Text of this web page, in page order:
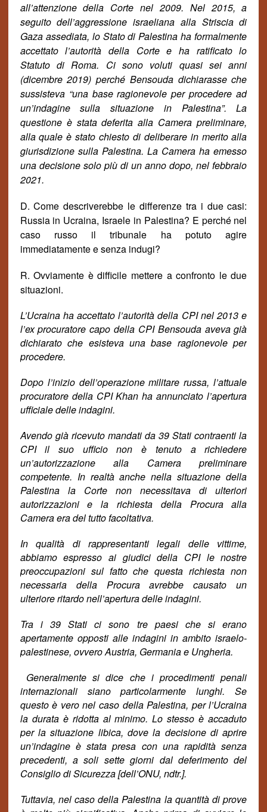
all’attenzione della Corte nel 2009. Nel 2015, a
seguito dell’aggressione israeliana alla Striscia di
Gaza assediata, lo Stato di Palestina ha formalmente
accettato l’autorità della Corte e ha ratificato lo
Statuto di Roma. Ci sono voluti quasi sei anni
(dicembre 2019) perché Bensouda dichiarasse che
sussisteva “una base ragionevole per procedere ad
un’indagine sulla situazione in Palestina”. La
questione è stata deferita alla Camera preliminare,
alla quale è stato chiesto di deliberare in merito alla
giurisdizione sulla Palestina. La Camera ha emesso
una decisione solo più di un anno dopo, nel febbraio
2021.
D. Come descriverebbe le differenze tra i due casi:
Russia in Ucraina, Israele in Palestina? E perché nel
caso russo il tribunale ha potuto agire
immediatamente e senza indugi?
R. Ovviamente è difficile mettere a confronto le due
situazioni.
L’Ucraina ha accettato l’autorità della CPI nel 2013 e
l’ex procuratore capo della CPI Bensouda aveva già
dichiarato che esisteva una base ragionevole per
procedere.
Dopo l’inizio dell’operazione militare russa, l’attuale
procuratore della CPI Khan ha annunciato l’apertura
ufficiale delle indagini.
Avendo già ricevuto mandatida 39 Stati contraenti la
CPI il suo ufficio non è tenuto a richiedere
un’autorizzazione alla Camera preliminare
competente. In realtà anche nella situazione della
Palestina la Corte non necessitava di ulteriori
autorizzazioni e la richiesta della Procura alla
Camera era del tutto facoltativa.
In qualità di rappresentanti legali delle vittime,
abbiamo espresso ai giudici della CPI le nostre
preoccupazioni sul fatto che questa richiesta non
necessaria della Procura avrebbe causato un
ulteriore ritardo nell’apertura delle indagini.
Tra i 39 Stati ci sono tre paesi che si erano
apertamente opposti alle indagini in ambito israelo-
palestinese, ovvero Austria, Germania e Ungheria.
Generalmente si dice che i procedimenti penali
internazionali siano particolarmente lunghi. Se
questo è vero nel caso della Palestina, per l’Ucraina
la durata è ridotta al minimo. Lo stesso è accaduto
per la situazione libica, dove la decisione di aprire
un’indagine è stata presa con una rapidità senza
precedenti, a soli sette giorni dal deferimento del
Consiglio di Sicurezza [dell’ONU, ndtr.].
Tuttavia, nel caso della Palestina la quantità di prove